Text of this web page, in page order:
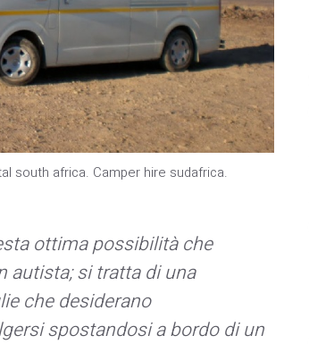
south africa. Camper hire sudafrica.
ottima possibilità che
autista;si tratta di una
che desiderano
spostandosi a bordo di un